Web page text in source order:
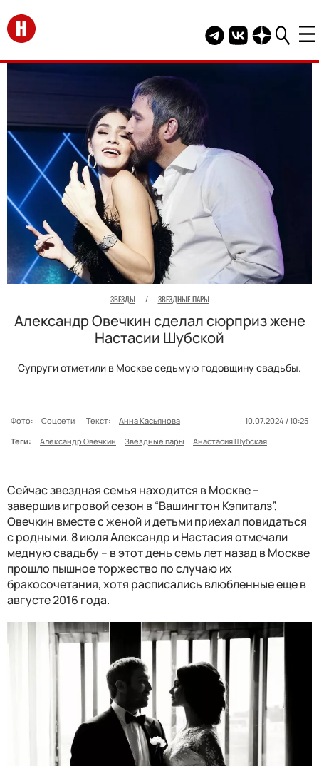
Перейти на главную
Telegram канал
Группа HELLO
Канал
ЗВЕЗДЫ / ЗВЕЗДНЫЕ ПАРЫ
Александр Овечкин сделал сюрприз жене
Настасии Шубской
Супруги отметили в Москве седьмую годовщину свадьбы.
Фото: Соцсети Текст: Анна Касьянова
10.07.2024 / 10:25
Теги:
Александр Овечкин Звездные пары Анастасия Шубская
Сейчас звездная семья находится в Москве –
завершив игровой сезон в “Вашингтон Кэпиталз”,
Овечкин вместе с женой и детьми приехал повидаться
с родными. 8 июля Александр и Настасия отмечали
медную свадьбу – в этот день семь лет назад в Москве
прошло пышное торжество по случаю их
бракосочетания, хотя расписались влюбленные еще в
августе 2016 года.